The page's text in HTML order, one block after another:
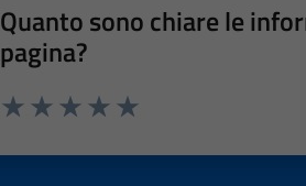
Quanto sono chiare le
pagina?